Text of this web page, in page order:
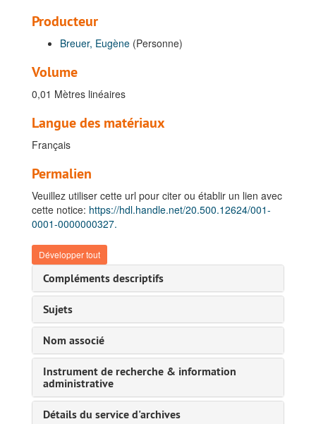
Producteur
Breuer, Eugène (Personne)
Volume
0,01 Mètres linéaires
Langue des matériaux
Français
Permalien
Veuillez utiliser cette url pour citer ou établir un lien avec
cette notice: https://hdl.handle.net/20.500.12624/001-
0001-0000000327.
Développer tout
Compléments descriptifs
Sujets
Nom associé
Instrument de recherche & information
administrative
Détails du service d'archives